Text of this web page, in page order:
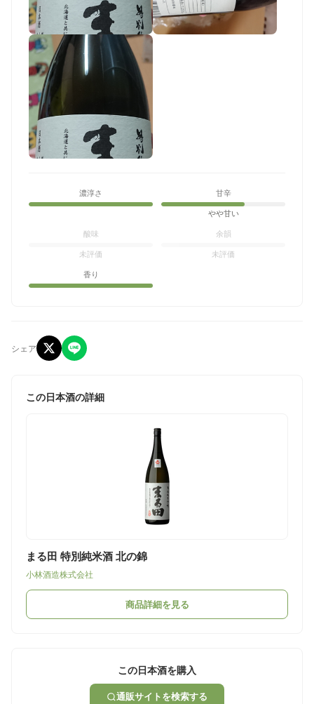
濃淳さ 甘辛
やや甘い
酸味
未評価
余韻
未評価
香り
シェア
この日本酒の詳細
まる田 特別純米酒 北の錦
小林酒造株式会社
商品詳細を見る
この日本酒を購入
通販サイトを検索する